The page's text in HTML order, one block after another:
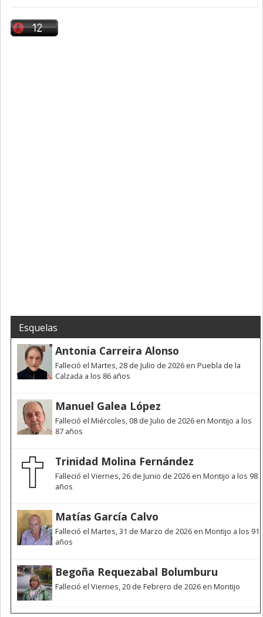
Esquelas
Antonia Carreira Alonso
Falleció el Martes, 28 de Julio de 2026 en Puebla de la
Calzada a los 86 años
Manuel Galea López
Falleció el Miércoles, 08 de Julio de 2026 en Montijo a los
87 años
Trinidad Molina Fernández
Falleció el Viernes, 26 de Junio de 2026 en Montijo a los 98
años
Matías García Calvo
Falleció el Martes, 31 de Marzo de 2026 en Montijo a los 91
años
Begoña Requezabal Bolumburu
Falleció el Viernes, 20 de Febrero de 2026 en Montijo